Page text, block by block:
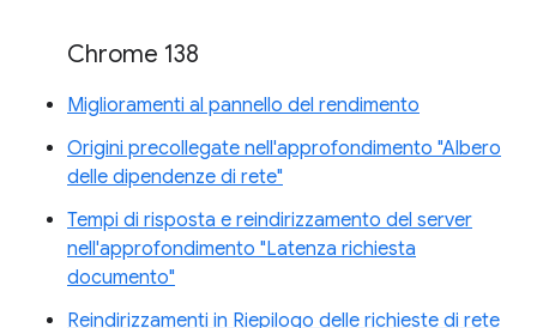
Chrome 138
Miglioramenti al pannello del rendimento
Origini precollegate nell'approfondimento "Albero
delle dipendenze di rete"
Tempi di risposta e reindirizzamento del server
nell'approfondimento "Latenza richiesta
documento"
Reindirizzamenti in Riepilogo delle richieste di rete